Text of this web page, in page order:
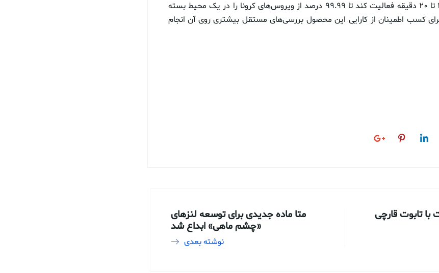
نهایت اگر این فن بین ۱۰ تا ۲۰ دقیقه فعالیت کند تا ۹۹.۹۹ درصد از ویروس‌های کرونا را در یک محیط بسته
کسب اطمینان از کارایی این محصول بررسی‌های مستقل بیشتری روی آن انجام
تابوت قارچی
متا ماده جدیدی برای توسعه لنزهای
«چشم ماهی» ابداع شد
نوشته بعدی